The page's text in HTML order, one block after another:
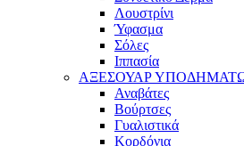
Λουστρίνι
Ύφασμα
Σόλες
Ιππασία
ΑΞΕΣΟΥΑΡ
Αναβάτες
Βούρτσες
Γυαλιστικά
Κορδόνια